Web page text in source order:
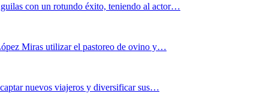
con un rotundo éxito, teniendo al actor…
Miras utilizar el pastoreo de ovino y…
nuevos viajeros y diversificar sus…